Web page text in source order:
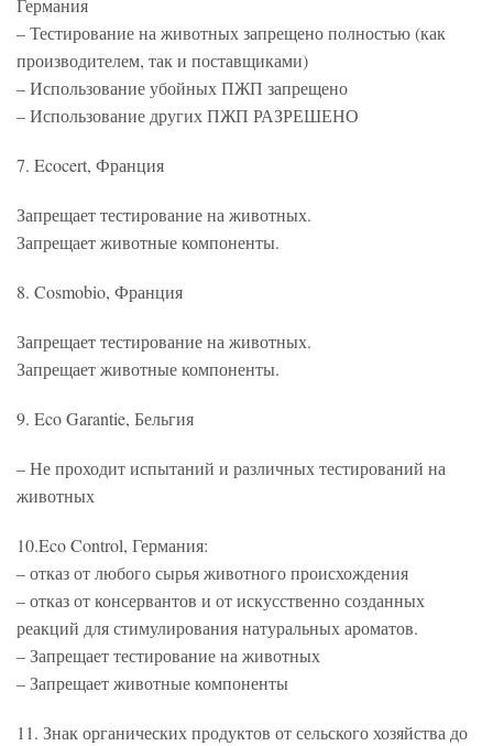
Германия
– Тестирование на животных запрещено полностью (как
производителем, так и поставщиками)
– Использование убойных ПЖП запрещено
– Использование других ПЖП РАЗРЕШЕНО
7. Ecocert, Франция
Запрещает тестирование на животных.
Запрещает животные компоненты.
8. Cosmobio, Франция
Запрещает тестирование на животных.
Запрещает животные компоненты.
9. Eco Garantie, Бельгия
– Не проходит испытаний и различных тестирований на
животных
10.Eco Control, Германия:
– отказ от любого сырья животного происхождения
– отказ от консервантов и от искусственно созданных
реакций для стимулирования натуральных ароматов.
– Запрещает тестирование на животных
– Запрещает животные компоненты
11. Знак органических продуктов от сельского хозяйства до